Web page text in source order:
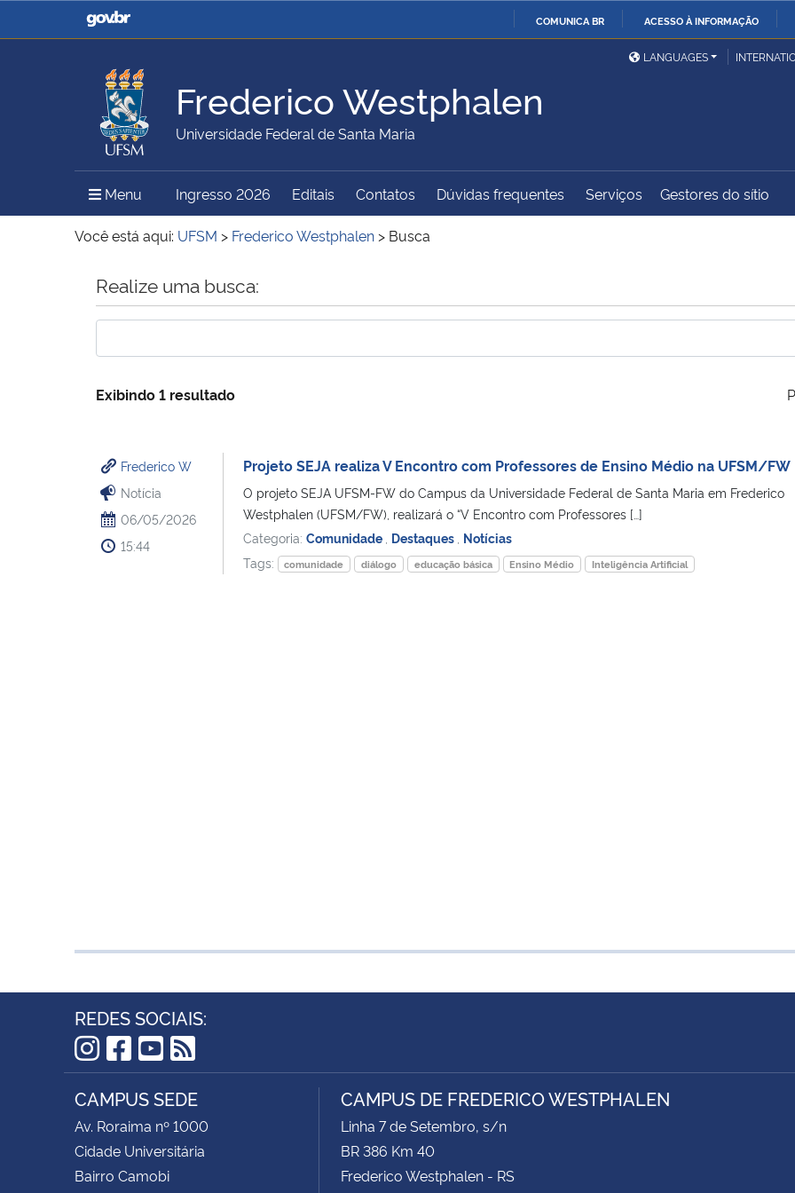
COMUNICA BR ACESSO À INFORMAÇÃO
Casa Civil
Ministério da Justiça e
Ministério da Defesa
Ministério das Relações
Exteriores
Ministério da Agricultura,
Pecuária e Abastecimento
Ministério da Educação Ministério da Cidadania
Ministério do Meio Ambiente Ministério do Turismo
Ministério do
Controladoria-Geral da
LANGUAGES
Frederico Westphalen
Universidade Federal de Santa Maria
Menu Menu Principal do Sítio
Ingresso 2026 Editais Contatos Dúvidas frequentes Serviços Gestores do sítio
Você está aqui: UFSM > Frederico Westphalen > Busca
Início do conteúdo
Realize uma busca:
Exibindo 1 resultado
Frederico W
Notícia
06/05/2026
15:44
Projeto SEJA realiza V Encontro com Professores de Ensino Médio na UFSM/FW
O projeto SEJA UFSM-FW do Campus da Universidade Federal de Santa Maria em Frederico
Westphalen (UFSM/FW), realizará o “V Encontro com Professores […]
Categoria: Comunidade Destaques Notícias
Tags:
comunidade diálogo educação básica Ensino Médio Inteligência Artificial
REDES SOCIAIS:
Instagram
Facebook
YouTube
RSS
CAMPUS SEDE
Av. Roraima nº 1000
Cidade Universitária
Bairro Camobi
CAMPUS DE FREDERICO WESTPHALEN
Linha 7 de Setembro, s/n
BR 386 Km 40
Frederico Westphalen - RS